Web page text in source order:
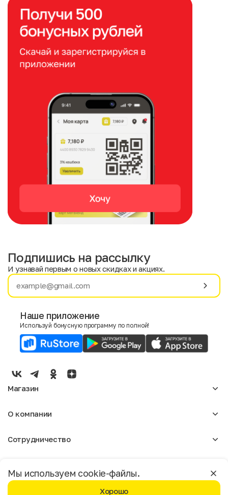
Имя
E-mail
Мужской
Женский
Мы используем cookie-файлы.
Хорошо
Москва
Подпишись на рассылку
И узнавай первым о новых скидках и акциях.
Наше приложение
Используй бонусную программу по полной!
Магазин
Мужское
О компании
Отзывы
Магазины
Сотрудничество
Реклама
Доставка и оплата
Бонусная программа
Политика конфиденциальности